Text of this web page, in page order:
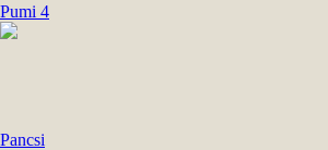
Pumi 4
Pancsi